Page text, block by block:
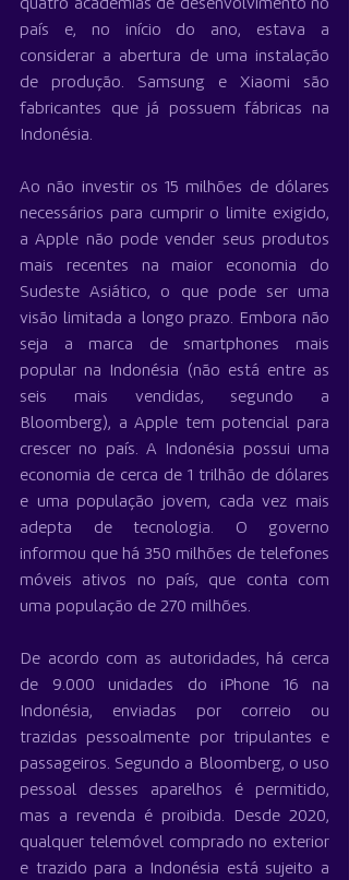
quatro academias de desenvolvimento no
país e, no início do ano, estava a
considerar a abertura de uma instalação
de produção. Samsung e Xiaomi são
fabricantes que já possuem fábricas na
Indonésia.
Ao não investir os 15 milhões de dólares
necessários para cumprir o limite exigido,
a Apple não pode vender seus produtos
mais recentes na maior economia do
Sudeste Asiático, o que pode ser uma
visão limitada a longo prazo. Embora não
seja a marca de smartphones mais
popular na Indonésia (não está entre as
seis mais vendidas, segundo a
Bloomberg), a Apple tem potencial para
crescer no país. A Indonésia possui uma
economia de cerca de 1 trilhão de dólares
e uma população jovem, cada vez mais
adepta de tecnologia. O governo
informou que há 350 milhões de telefones
móveis ativos no país, que conta com
uma população de 270 milhões.
De acordo com as autoridades, há cerca
de 9.000 unidades do iPhone 16 na
Indonésia, enviadas por correio ou
trazidas pessoalmente por tripulantes e
passageiros. Segundo a Bloomberg, o uso
pessoal desses aparelhos é permitido,
mas a revenda é proibida. Desde 2020,
qualquer telemóvel comprado no exterior
e trazido para a Indonésia está sujeito a